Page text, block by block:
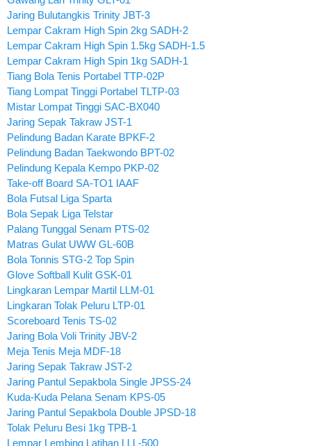
Jaring Bulutangkis Trinity JBT-3
Lempar Cakram High Spin 2kg SADH-2
Lempar Cakram High Spin 1.5kg SADH-1.5
Lempar Cakram High Spin 1kg SADH-1
Tiang Bola Tenis Portabel TTP-02P
Tiang Lompat Tinggi Portabel TLTP-03
Mistar Lompat Tinggi SAC-BX040
Jaring Sepak Takraw JST-1
Pelindung Badan Karate BPKF-2
Pelindung Badan Taekwondo BPT-02
Pelindung Kepala Kempo PKP-02
Take-off Board SA-TO1 IAAF
Bola Futsal Liga Sparta
Bola Sepak Liga Telstar
Palang Tunggal Senam PTS-02
Matras Gulat UWW GL-60B
Bola Tonnis STG-2 Top Spin
Glove Softball Kulit GSK-01
Lingkaran Lempar Martil LLM-01
Lingkaran Tolak Peluru LTP-01
Scoreboard Tenis TS-02
Jaring Bola Voli Trinity JBV-2
Meja Tenis Meja MDF-18
Jaring Sepak Takraw JST-2
Jaring Pantul Sepakbola Single JPSS-24
Kuda-Kuda Pelana Senam KPS-05
Jaring Pantul Sepakbola Double JPSD-18
Tolak Peluru Besi 1kg TPB-1
Lempar Lembing Latihan LLL-500